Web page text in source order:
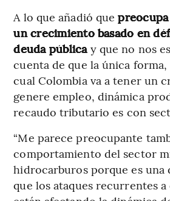
A lo que añadió que
un crecimiento basado en
deuda pública y que no nos
cuenta de que la única forma,
cual Colombia va a tener un
genere empleo, dinámica
recaudo tributario es con
“Me parece preocupante
comportamiento del sector
hidrocarburos porque es una
que los ataques recurrentes